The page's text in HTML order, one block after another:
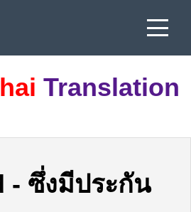
Translation
- ซึ่งมีประกัน